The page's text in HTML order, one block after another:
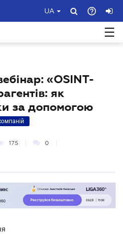
UA
«OSINT-
як
за допомогою
175 0